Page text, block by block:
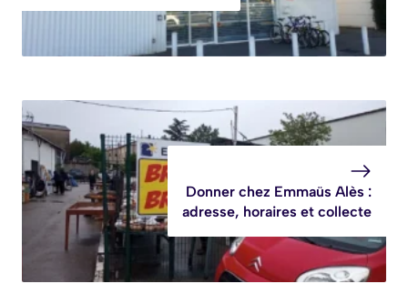
Donner chez Emmaüs Alès :
adresse, horaires et collecte